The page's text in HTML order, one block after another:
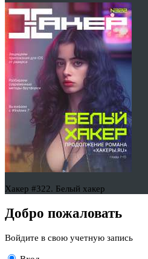
Хакер #322. Белый хакер
Добро пожаловать
Войдите в свою учетную запись